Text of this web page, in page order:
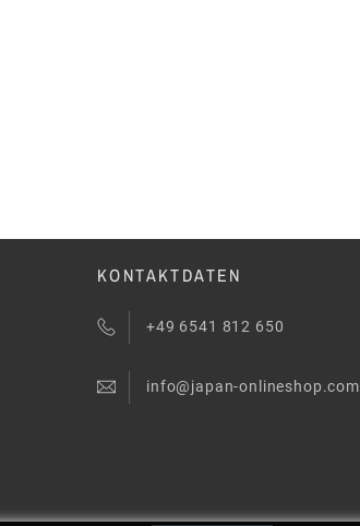
KONTAKTDATEN
+49 6541 812 650
info@japan-onlineshop.com